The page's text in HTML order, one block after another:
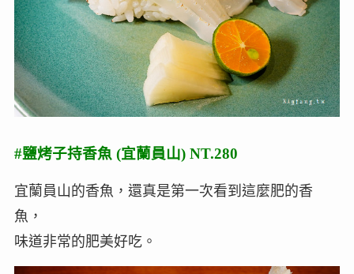
#鹽烤子持香魚 (宜蘭員山) NT.280
宜蘭員山的香魚，還真是第一次看到這麼肥的香
魚，
味道非常的肥美好吃。